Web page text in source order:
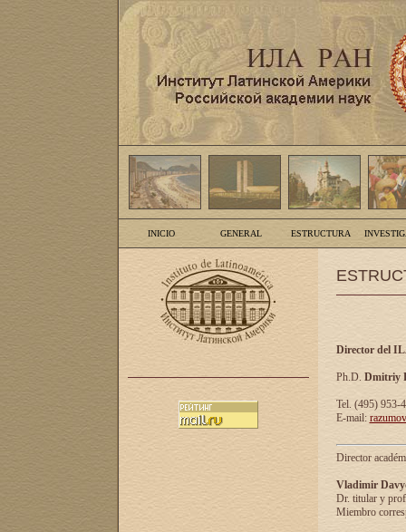
INICIO GENERAL ESTRUCTURA
Director del
Ph.D. Dmitriy
Tel. (495) 953-
E-mail:
Director
Vladimir
Dr. titular y
Miembro